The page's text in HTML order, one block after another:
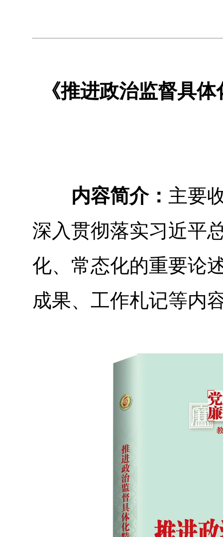
《推进政治监督具
内容简介： 主要
深入贯彻落实习近平
化、常态化的重要论
成果、工作札记等内